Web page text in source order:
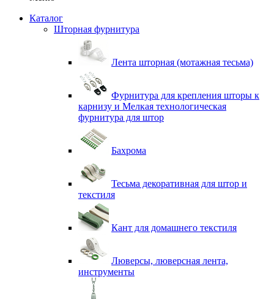
Каталог
Шторная фурнитура
Лента шторная (мотажная тесьма)
Фурнитура для крепления шторы к
карнизу и Мелкая технологическая
фурнитура для штор
Бахрома
Тесьма декоративная для штор и
текстиля
Кант для домашнего текстиля
Люверсы, люверсная лента,
инструменты